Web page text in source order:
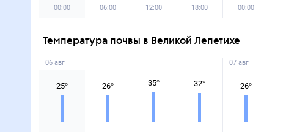
00:00 06:00 12:00 18:00 00:00
Температура почвы в Великой Лепетихе
06 авг
25° 26° 35° 32°
07 авг
26°